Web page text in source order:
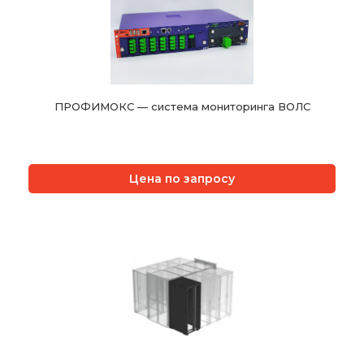
ПРОФИМОКС — система мониторинга ВОЛС
Цена по запросу